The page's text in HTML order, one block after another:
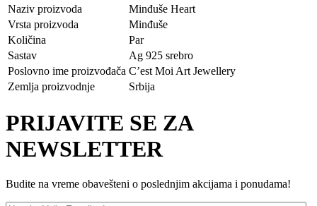
Naziv proizvoda
Minđuše Heart
Vrsta proizvoda
Minđuše
Količina
Par
Sastav
Ag 925 srebro
Poslovno ime proizvođača C’est Moi Art Jewellery
Zemlja proizvodnje
Srbija
PRIJAVITE SE ZA
NEWSLETTER
Budite na vreme obavešteni o poslednjim akcijama i ponudama!